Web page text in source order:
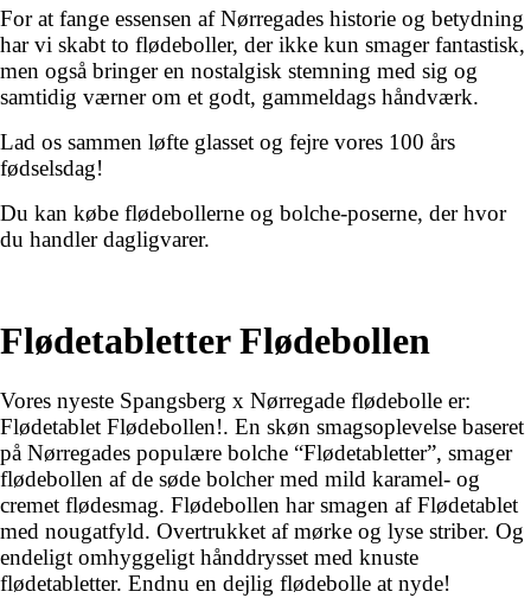
For at fange essensen af Nørregades historie og betydning
har vi skabt to flødeboller, der ikke kun smager fantastisk,
men også bringer en nostalgisk stemning med sig og
samtidig værner om et godt, gammeldags håndværk.
Lad os sammen løfte glasset og fejre vores 100 års
fødselsdag!
Du kan købe flødebollerne og bolche-poserne, der hvor
du handler dagligvarer.
Flødetabletter Flødebollen
Vores nyeste Spangsberg x Nørregade flødebolle er:
Flødetablet Flødebollen!. En skøn smagsoplevelse baseret
på Nørregades populære bolche “Flødetabletter”, smager
flødebollen af de søde bolcher med mild karamel- og
cremet flødesmag. Flødebollen har smagen af Flødetablet
med nougatfyld. Overtrukket af mørke og lyse striber. Og
endeligt omhyggeligt hånddrysset med knuste
flødetabletter. Endnu en dejlig flødebolle at nyde!